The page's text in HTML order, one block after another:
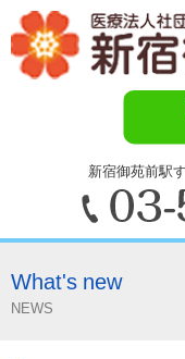
新宿御苑前駅
What's new
NEWS